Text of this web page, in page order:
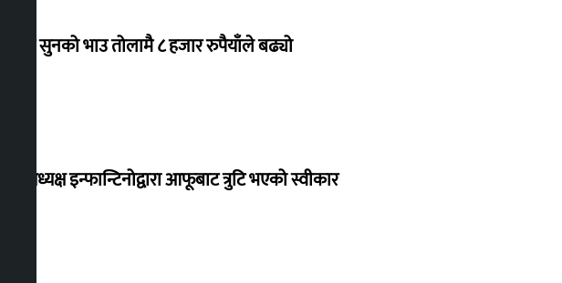
बिहिबार सुनको भाउ तोलामै ८ हजार रुपैयाँले बढ्यो
फिफा अध्यक्ष इन्फान्टिनोद्वारा आफूबाट त्रुटि भएको स्वीकार